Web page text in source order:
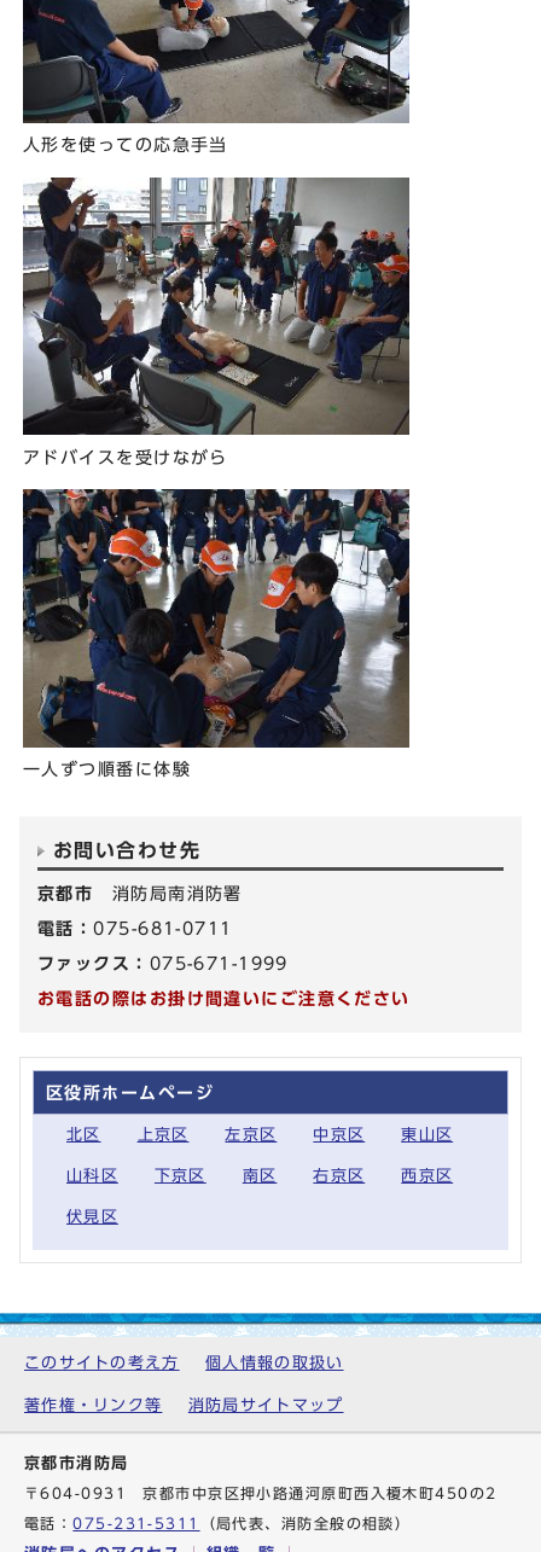
人形を使っての応急手当
アドバイスを受けながら
一人ずつ順番に体験
お問い合わせ先
京都市 消防局南消防署
電話：075-681-0711
ファックス： 075-671-1999
お電話の際はお掛け間違いにご注意ください
区役所ホームページ
北区 上京区 左京区 中京区 東山区
山科区 下京区 南区 右京区 西京区
伏見区
このサイトの考え方 個人情報の取扱い
著作権・リンク等 消防局サイトマップ
京都市消防局
〒604-0931 京都市中京区押小路通河原町西入榎木町450の2
電話：075-231-5311 （局代表、消防全般の相談）